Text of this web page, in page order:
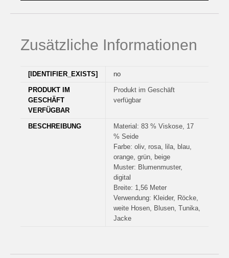
Zusätzliche Informationen
[IDENTIFIER_EXISTS] no
PRODUKT IM
GESCHÄFT
VERFÜGBAR
Produkt im Geschäft
verfügbar
BESCHREIBUNG
Material: 83 % Viskose, 17
% Seide
Farbe: oliv, rosa, lila, blau,
orange, grün, beige
Muster: Blumenmuster,
digital
Breite: 1,56 Meter
Verwendung: Kleider, Röcke,
weite Hosen, Blusen, Tunika,
Jacke